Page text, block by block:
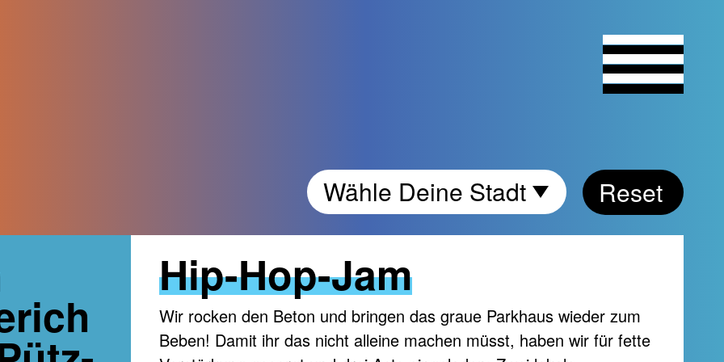
Wähle
Deine
Stadt
Wähle Deine Stadt Reset
Hip-Hop-Jam
Wir rocken den Beton und bringen das graue Parkhaus wieder zum
Beben! Damit ihr das nicht alleine machen müsst, haben wir für fette